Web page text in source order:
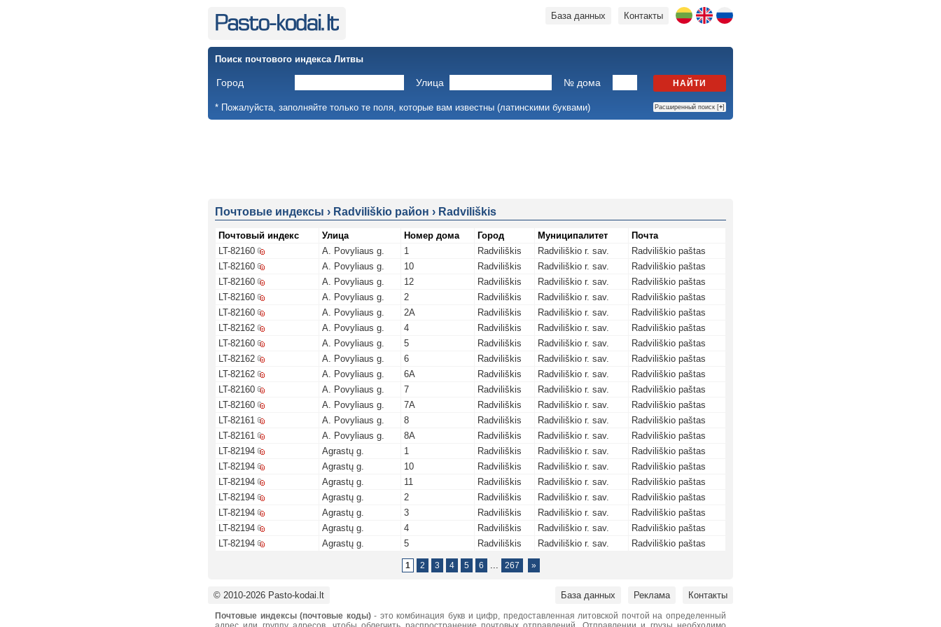
Контакты
База данных
Поиск почтового индекса Литвы
Город Улица № дома НАЙТИ
* Пожалуйста, заполняйте только те поля, которые вам известны (латинскими буквами) Расширенный поиск [+]
Почтовые индексы › Radviliškio район › Radviliškis
Почтовый индекс Улица Номер дома Город Муниципалитет
Почта
LT-82160
A. Povyliaus g. 1 Radviliškis Radviliškio r. sav.
Radviliškio paštas
LT-82160
A. Povyliaus g. 10 Radviliškis Radviliškio r. sav.
Radviliškio paštas
LT-82160
A. Povyliaus g. 12 Radviliškis Radviliškio r. sav.
Radviliškio paštas
LT-82160
A. Povyliaus g. 2 Radviliškis Radviliškio r. sav.
Radviliškio paštas
LT-82160
A. Povyliaus g. 2A Radviliškis Radviliškio r. sav.
Radviliškio paštas
LT-82162
A. Povyliaus g. 4 Radviliškis Radviliškio r. sav.
Radviliškio paštas
LT-82160
A. Povyliaus g. 5 Radviliškis Radviliškio r. sav.
Radviliškio paštas
LT-82162
A. Povyliaus g. 6 Radviliškis Radviliškio r. sav.
Radviliškio paštas
LT-82162
A. Povyliaus g. 6A Radviliškis Radviliškio r. sav.
Radviliškio paštas
LT-82160
A. Povyliaus g. 7 Radviliškis Radviliškio r. sav.
Radviliškio paštas
LT-82160
A. Povyliaus g. 7A Radviliškis Radviliškio r. sav.
Radviliškio paštas
LT-82161
A. Povyliaus g. 8 Radviliškis Radviliškio r. sav.
Radviliškio paštas
LT-82161
A. Povyliaus g. 8A Radviliškis Radviliškio r. sav.
Radviliškio paštas
LT-82194
Agrastų g. 1 Radviliškis Radviliškio r. sav.
Radviliškio paštas
LT-82194
Agrastų g. 10 Radviliškis Radviliškio r. sav.
Radviliškio paštas
LT-82194
Agrastų g. 11 Radviliškis Radviliškio r. sav.
Radviliškio paštas
LT-82194
Agrastų g. 2 Radviliškis Radviliškio r. sav.
Radviliškio paštas
LT-82194
Agrastų g. 3 Radviliškis Radviliškio r. sav.
Radviliškio paštas
LT-82194
Agrastų g. 4 Radviliškis Radviliškio r. sav.
Radviliškio paštas
LT-82194
Agrastų g. 5 Radviliškis Radviliškio r. sav. Radviliškio paštas
1 2 3 4 5 6 ... 267 »
© 2010-2026 Pasto-kodai.lt База данных Реклама Контакты
Почтовые индексы (почтовые коды)- это комбинация букв и цифр, предоставленная литовской почтой на определенный